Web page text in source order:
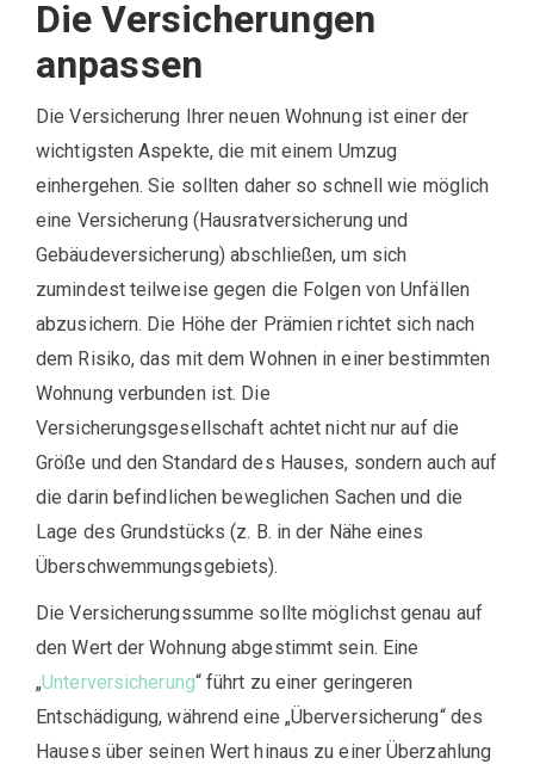
Die Versicherungen
anpassen
Die Versicherung Ihrer neuen Wohnung ist einer der
wichtigsten Aspekte, die mit einem Umzug
einhergehen. Sie sollten daher so schnell wie möglich
eine Versicherung (Hausratversicherung und
Gebäudeversicherung) abschließen, um sich
zumindest teilweise gegen die Folgen von Unfällen
abzusichern. Die Höhe der Prämien richtet sich nach
dem Risiko, das mit dem Wohnen in einer bestimmten
Wohnung verbunden ist. Die
Versicherungsgesellschaft achtet nicht nur auf die
Größe und den Standard des Hauses, sondern auch auf
die darin befindlichen beweglichen Sachen und die
Lage des Grundstücks (z. B. in der Nähe eines
Überschwemmungsgebiets).
Die Versicherungssumme sollte möglichst genau auf
den Wert der Wohnung abgestimmt sein. Eine
„Unterversicherung“ führt zu einer geringeren
Entschädigung, während eine „Überversicherung“ des
Hauses über seinen Wert hinaus zu einer Überzahlung